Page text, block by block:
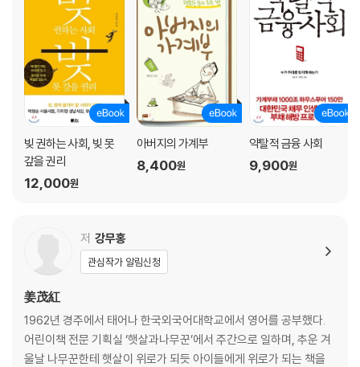
경제·경영 더 나은 자본주의를 생각하다
김대호 ― 우리 경제를 위한 최강의 비급『한국 경제의 미필적 고의』
김은섭 ― 돈, 삶의 빚이자 빛『돈 사용설명서』
안병진 ― 더 강력해진 집단 지성의 신세계『매크로 위키노믹스』
이덕재 ― 다시, 세계화를 생각하자『자본주의 새판짜기』
장성익 ― 삶의 참된 뿌리를 찾아서『굿 워크』
제윤경 ― 비합리적이기에 인간적이다『댄 애리얼리, 경제 심리학』
홍기빈 ― 시장을 개혁할 새로운 경제 지표 보고서『GDP는 틀렸다』
강경석 ― 모국어가 없이 태어난 사람『생년월일』
김민식 ― 상상력의 은하수로 떠나다『SF 명예의 전당 4: 거기 누구냐?』
김봉석 ― 신자유주의 시대의 새로운 하드보일드『불야성』
김애리 ― 울 수 없는 자들을 위해 대신 울어 주는 시인『백석 평전』
듀나 ― 드디어 매그레 반장이 왔다!『매그레 시리즈』
변정수 ― 가장 개인적이고 정치적인 청춘담『은근 리얼 버라이어티 강남
소녀』
빚 권하는 사회, 빚 못
갚을 권리
12,000원
아버지의 가계부
8,400원
약탈적 금융 사회
9,900원
저 강무홍
관심작가 알림신청
姜茂紅
1962년 경주에서 태어나 한국외국어대학교에서 영어를 공부했다.
어린이책 전문 기획실 ‘햇살과나무꾼’에서 주간으로 일하며, 추운 겨
울날 나무꾼한테 햇살이 위로가 되듯 아이들에게 위로가 되는 책을